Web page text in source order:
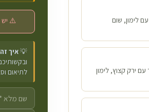
לימון, שום
ירק קצוץ, לימון
⚠️ יש
💡איך
לתיאום